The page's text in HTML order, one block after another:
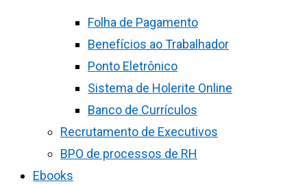
Folha de Pagamento
Benefícios ao Trabalhador
Ponto Eletrônico
Sistema de Holerite Online
Banco de Currículos
Recrutamento de Executivos
BPO de processos de RH
Ebooks